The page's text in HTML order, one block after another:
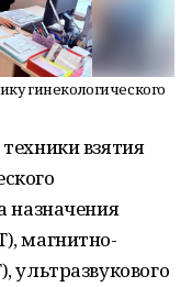
гинекологического
взятия
назначения
магнитно-
ультразвукового